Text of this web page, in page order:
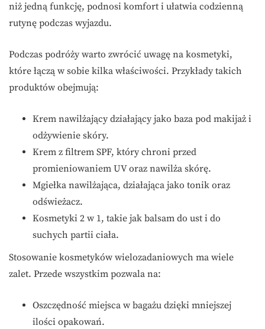
niż jedną funkcję, podnosi komfort i ułatwia codzienną
rutynę podczas wyjazdu.
Podczas podróży warto zwrócić uwagę na kosmetyki,
które łączą w sobie kilka właściwości. Przykłady takich
produktów obejmują:
Krem nawilżający działający jako baza pod makijaż i
odżywienie skóry.
Krem z filtrem SPF, który chroni przed
promieniowaniem UV oraz nawilża skórę.
Mgiełka nawilżająca, działająca jako tonik oraz
odświeżacz.
Kosmetyki 2 w 1, takie jak balsam do ust i do
suchych partii ciała.
Stosowanie kosmetyków wielozadaniowych ma wiele
zalet. Przede wszystkim pozwala na:
Oszczędność miejsca w bagażu dzięki mniejszej
ilości opakowań.